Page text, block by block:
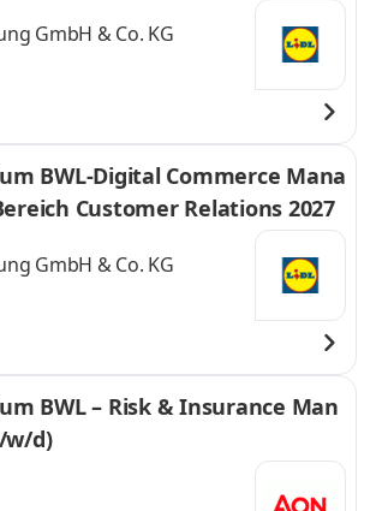
GmbH & Co. KG
BWL-Digital Commerce Mana
Customer Relations 2027
GmbH & Co. KG
BWL – Risk & Insurance Man
d)